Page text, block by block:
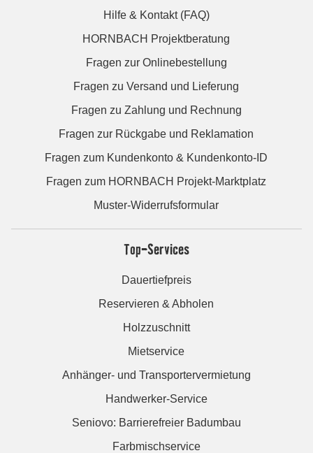
Hilfe & Kontakt (FAQ)
HORNBACH Projektberatung
Fragen zur Onlinebestellung
Fragen zu Versand und Lieferung
Fragen zu Zahlung und Rechnung
Fragen zur Rückgabe und Reklamation
Fragen zum Kundenkonto & Kundenkonto-ID
Fragen zum HORNBACH Projekt-Marktplatz
Muster-Widerrufsformular
Top-Services
Dauertiefpreis
Reservieren & Abholen
Holzzuschnitt
Mietservice
Anhänger- und Transportervermietung
Handwerker-Service
Seniovo: Barrierefreier Badumbau
Farbmischservice